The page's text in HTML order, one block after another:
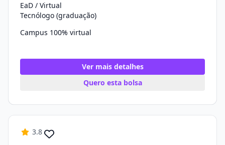
EaD / Virtual
Tecnólogo (graduação)
Campus 100% virtual
Ver mais detalhes
Quero esta bolsa
3.8